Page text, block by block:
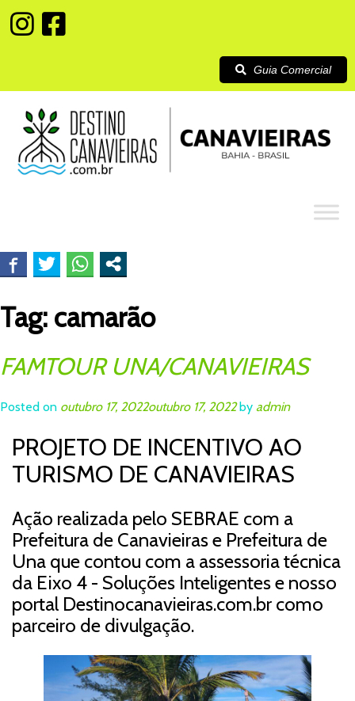
Guia Comercial
Tag: camarão
FAMTOUR UNA/CANAVIEIRAS
Posted on outubro 17, 2022outubro 17, 2022by admin
PROJETO DE INCENTIVO AO
TURISMO DE CANAVIEIRAS
Ação realizada pelo SEBRAE com a
Prefeitura de Canavieiras e Prefeitura de
Una que contou com a assessoria técnica
da Eixo 4 - Soluções Inteligentes e nosso
portal Destinocanavieiras.com.br como
parceiro de divulgação.